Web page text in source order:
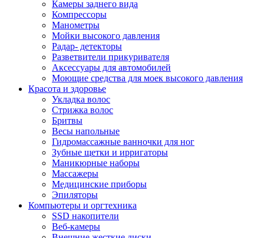
Камеры заднего вида
Компрессоры
Манометры
Мойки высокого давления
Радар- детекторы
Разветвители прикуривателя
Аксессуары для автомобилей
Моющие средства для моек высокого давления
Красота и здоровье
Укладка волос
Стрижка волос
Бритвы
Весы напольные
Гидромассажные ванночки для ног
Зубные щетки и ирригаторы
Маникюрные наборы
Массажеры
Медицинские приборы
Эпиляторы
Компьютеры и оргтехника
SSD накопители
Веб-камеры